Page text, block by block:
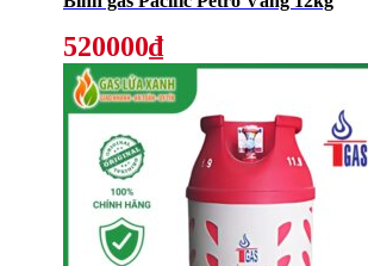
520000₫